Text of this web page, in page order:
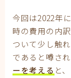
今回は2022年
時の費用の内
ついて少し触
であると噂さ
ーを考える と